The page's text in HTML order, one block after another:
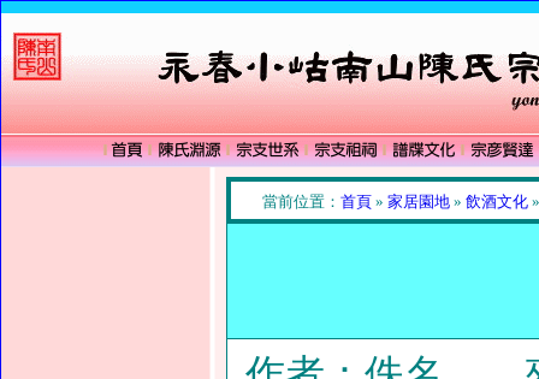
當前位置：首頁 » 家居園地 » 飲酒文化